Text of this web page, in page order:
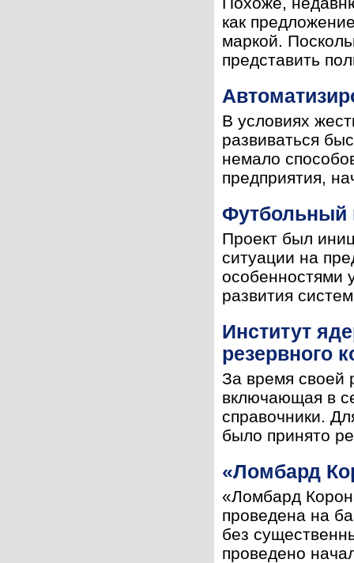
как
маркой.
представить
В условиях
развиваться
немало
предприятия,
Футбольный
Проект был
ситуации на
особенностями
развития
Институт
резервного
За время своей
включающая в
справочники.
было принято
«Ломбард
«Ломбард
проведена на
без
проведено